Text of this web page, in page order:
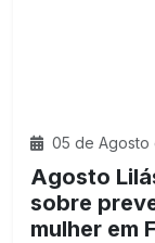
05 de Agosto
Agosto
sobre
mulher em